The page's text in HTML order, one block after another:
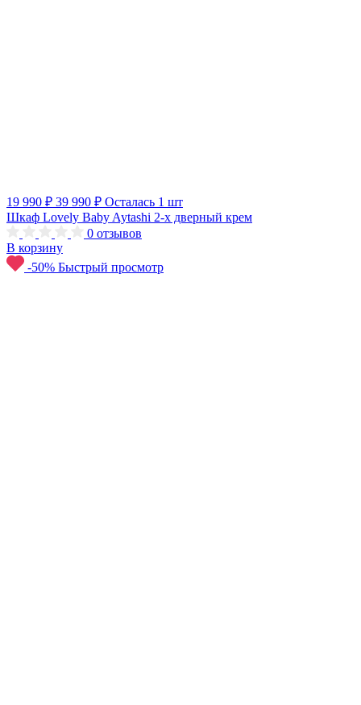
19 990 ₽ 39 990 ₽ Осталась 1 шт
Шкаф Lovely Baby Aytashi 2-х дверный крем
0 отзывов
В корзину
-50% Быстрый просмотр